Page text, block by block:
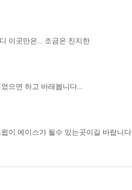
이곳만은... 조금은 진지한
으면 하고 바래봅니다...
이 에이스가 될수 있는곳이길 바랍니다